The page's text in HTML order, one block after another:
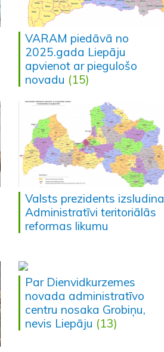
VARAM piedāvā no
2025.gada Liepāju
apvienot ar piegulošo
novadu (15)
Valsts prezidents izsludina
Administratīvi teritoriālās
reformas likumu
Par Dienvidkurzemes
novada administratīvo
centru nosaka Grobiņu,
nevis Liepāju (13)